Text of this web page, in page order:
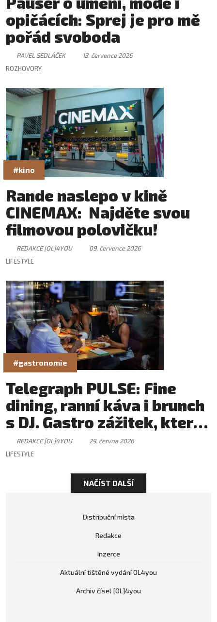
opičácích: Sprej je pro mě
pořád svoboda
PAVEL SEDLÁČEK
13. července 2026
ROZHOVORY
#kino
Rande naslepo v kině
CINEMAX: Najděte svou
filmovou polovičku!
REDAKCE [OL]4YOU
09. července 2026
LIFESTYLE
#gastronomie
Telegraph PULSE: Fine
dining, ranní káva i brunch
s DJ. Gastro zážitek, který
má svůj rytmus
REDAKCE [OL]4YOU
29. června 2026
LIFESTYLE
NAČÍST DALŠÍ
Distribuční místa
Redakce
Inzerce
Aktuální tištěné vydání OL4you
Archiv čísel [OL]4you